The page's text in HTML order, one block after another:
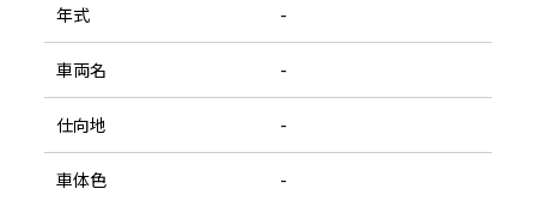
年式 -
車両名 -
仕向地 -
車体色 -